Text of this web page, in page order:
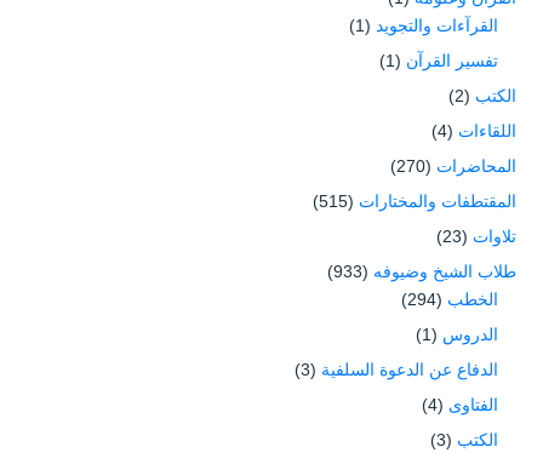
القرآءات والتجويد (1)
تفسير القرآن (1)
الكتب (2)
اللقاءات (4)
المحاضرات (270)
المقتطفات والمختارات (515)
تلاوات (23)
طلاب الشيخ وضيوفه (933)
الخطب (294)
الدروس (1)
الدفاع عن الدعوة السلفية (3)
الفتاوى (4)
الكتب (3)